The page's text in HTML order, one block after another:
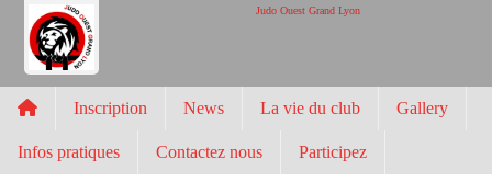
Judo Ouest Grand Lyon
Inscription News La vie du club Gallery
Infos pratiques Contactez nous Participez
Panneau de gestion des cookies